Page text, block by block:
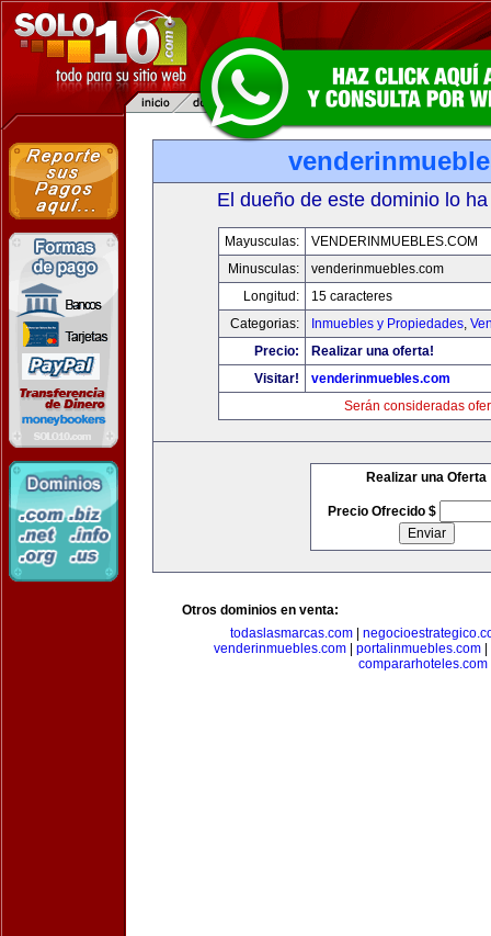
El dueño de este dominio lo
Mayusculas:
VENDERINMUEBLES.COM
Minusculas:
venderinmuebles.com
Longitud:
15 caracteres
Categorias:
Inmuebles y Propiedades,
Precio:
Realizar una oferta!
Visitar!
venderinmuebles.com
Serán consideradas
Realizar una Oferta
Precio Ofrecido $
Otros dominios en venta:
todaslasmarcas.com
venderinmuebles.com| portalinmuebles.com|
compararhoteles.com